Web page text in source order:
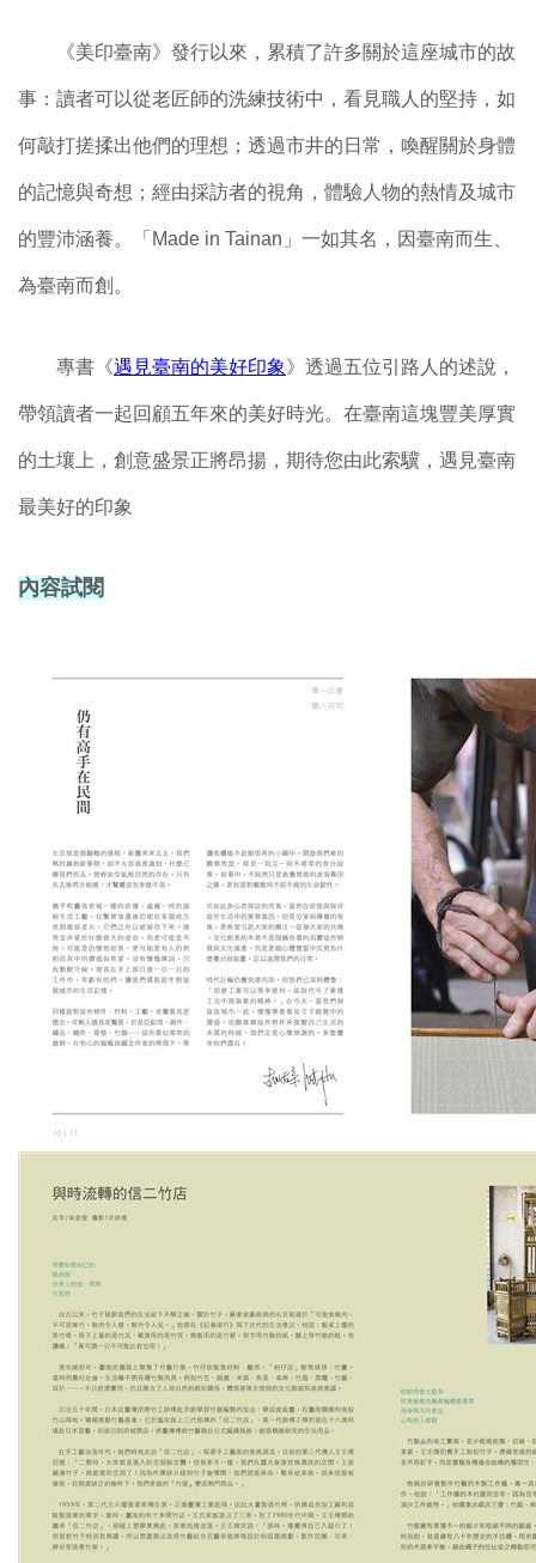
《美印臺南》發行以來，累積了許多關於這座城市的故
事：讀者可以從老匠師的洗練技術中，看見職人的堅持，如
何敲打搓揉出他們的理想；透過市井的日常，喚醒關於身體
的記憶與奇想；經由採訪者的視角，體驗人物的熱情及城市
的豐沛涵養。「 Made in Tainan 」一如其名，因臺南而生、
為臺南而創。
專書《遇見臺南的美好印象》透過五位引路人的述說，
帶領讀者一起回顧五年來的美好時光。在臺南這塊豐美厚實
的土壤上，創意盛景正將昂揚，期待您由此索驥，遇見臺南
最美好的印象
內容試閱